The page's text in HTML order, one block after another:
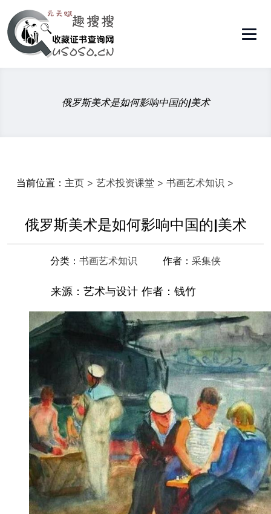
俄罗斯美术是如何影响中国的|美术
当前位置： 主页 > 艺术投资课堂 > 书画艺术知识 >
俄罗斯美术是如何影响中国的|美术
分类： 书画艺术知识 作者： 采集侠
来源：艺术与设计 作者：钱竹